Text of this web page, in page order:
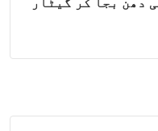
دھن بجا کر گیٹار